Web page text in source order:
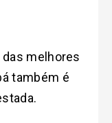
melhores
também é